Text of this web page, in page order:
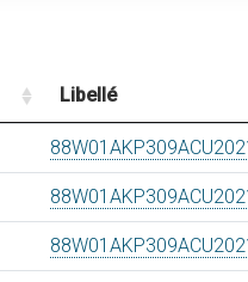
Libellé